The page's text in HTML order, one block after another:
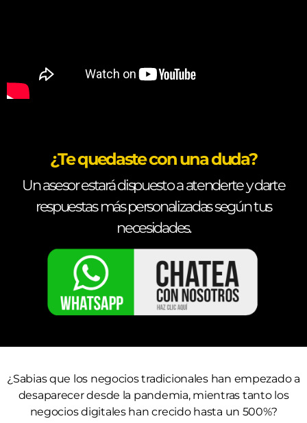
¿Te quedaste con una duda?
Un asesor estará dispuesto a atenderte y darte
respuestas más personalizadas según tus
necesidades.
¿Sabias que los negocios tradicionales han empezado a
desaparecer desde la pandemia, mientras tanto los
negocios digitales han crecido hasta un 500%?